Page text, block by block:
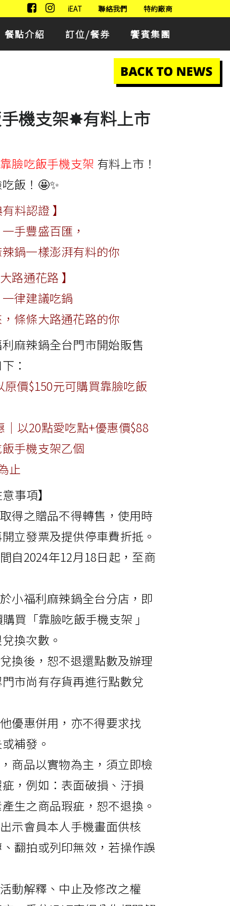
iEAT 聯絡我們 特約廠商
餐點介紹 訂位/餐券 饗賓集團
機支架✸有料上市
臉吃飯手機支架 有料上市！
飯！🤩✨
料認證 】
手豐盛百匯，
鍋一樣澎湃有料的你
路通花路 】
律建議吃鍋
條條大路通花路的你
麻辣鍋全台門市開始販售
：
價$150元可購買靠臉吃飯
以20點愛吃點+優惠價$88
手機支架乙個
止
事項】
得之贈品不得轉售，使用時
立發票及提供停車費折抵。
自2024年12月18日起，至商
小福利麻辣鍋全台分店，即
買「靠臉吃飯手機支架 」
換次數。
換後，恕不退還點數及辦理
市尚有存貨再進行點數兌
優惠併用，亦不得要求找
補發。
商品以實物為主，須立即檢
，例如：表面破損、汙損
生之商品瑕疵，恕不退換。
示會員本人手機畫面供核
翻拍或列印無效，若操作誤
動解釋、中止及修改之權